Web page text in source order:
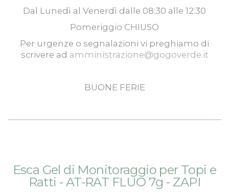
Dal Lunedì al Venerdì dalle 08:30 alle 12:30
Pomeriggio CHIUSO
Per urgenze o segnalazioni vi preghiamo di
scrivere ad amministrazione@gogoverde.it
BUONE FERIE
alla
all'inizio
Esca Gel di Monitoraggio per Topi e
Ratti - AT-RAT FLUO 7g - ZAPI